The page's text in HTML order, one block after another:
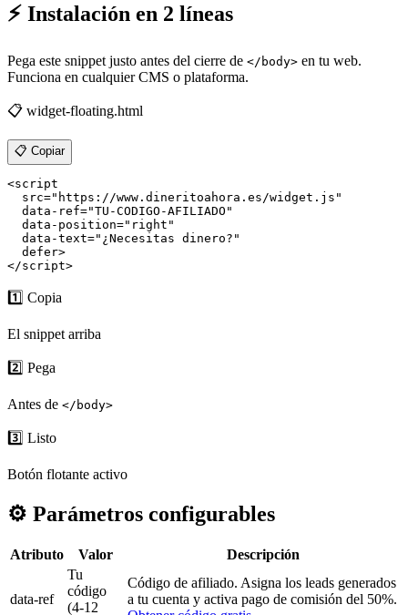
⚡ Instalación en 2 líneas
Pega este snippet justo antes del cierre de </body> en tu web.
Funciona en cualquier CMS o plataforma.
📋 widget-floating.html
📋 Copiar
<script
  src="https://www.dineritoahora.es/widget.js"
  data-ref="TU-CODIGO-AFILIADO"
  data-position="right"
  data-text="¿Necesitas dinero?"
  defer>
</script>
1️⃣ Copia
El snippet arriba
2️⃣ Pega
Antes de </body>
3️⃣ Listo
Botón flotante activo
⚙️ Parámetros configurables
Atributo Valor Descripción
data-ref
Tu
código
(4-12
Código de afiliado. Asigna los leads generados
a tu cuenta y activa pago de comisión del 50%.